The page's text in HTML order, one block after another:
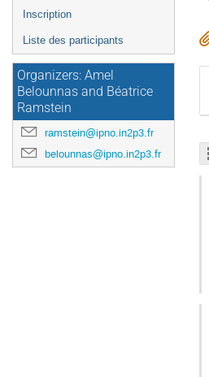
Inscription
Liste des participants
Organizers: Amel
Belounnas and Béatrice
Ramstein
ramstein@ipno.in2p3.fr
belounnas@ipno.in2p3.fr